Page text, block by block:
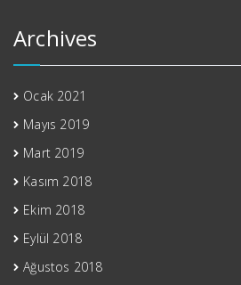
Archives
Ocak 2021
Mayıs 2019
Mart 2019
Kasım 2018
Ekim 2018
Eylül 2018
Ağustos 2018